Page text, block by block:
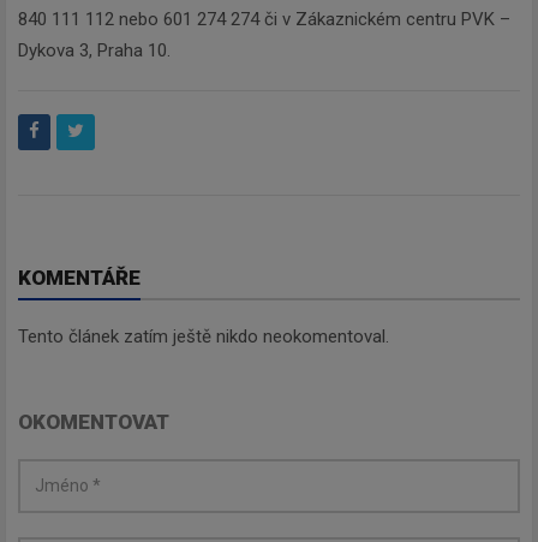
840 111 112 nebo 601 274 274 či v Zákaznickém centru PVK –
Dykova 3, Praha 10.
KOMENTÁŘE
Tento článek zatím ještě nikdo neokomentoval.
OKOMENTOVAT